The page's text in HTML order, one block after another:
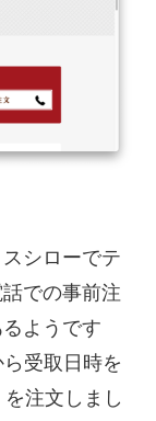
シローでテ
での事前注
ようです
受取日時を
注文しまし